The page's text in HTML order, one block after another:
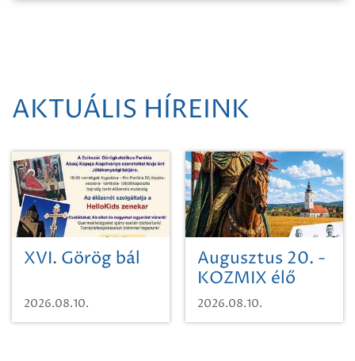
AKTUÁLIS HÍREINK
XVI. Görög bál
2026.08.10.
Augusztus 20. -
KOZMIX élő
koncert
2026.08.10.